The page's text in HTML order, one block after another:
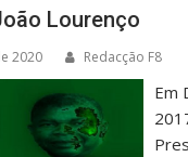
Lourenço
2020 Redacção F8
Em